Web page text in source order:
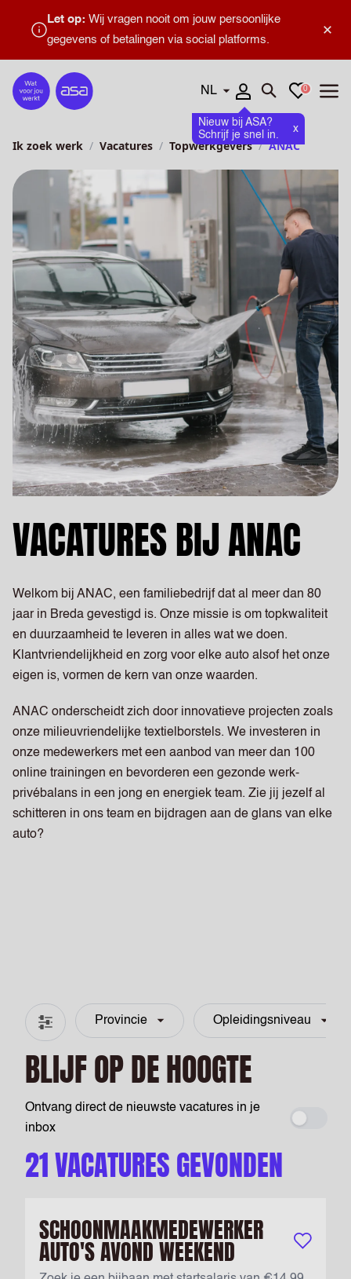
×
Let op: Wij vragen nooit om jouw persoonlijke
gegevens of betalingen via social platforms.
Home
Talen
Nieuw bij ASA?
Schrijf je snel in.
x
Zoeken openen
Favorieten
0
Ik zoek werk Vacatures Topwerkgevers ANAC
VACATURES BIJ ANAC
Welkom bij ANAC, een familiebedrijf dat al meer dan 80
jaar in Breda gevestigd is. Onze missie is om topkwaliteit
en duurzaamheid te leveren in alles wat we doen.
Klantvriendelijkheid en zorg voor elke auto alsof het onze
eigen is, vormen de kern van onze waarden.
ANAC onderscheidt zich door innovatieve projecten zoals
onze milieuvriendelijke textielborstels. We investeren in
onze medewerkers met een aanbod van meer dan 100
online trainingen en bevorderen een gezonde werk-
privébalans in een jong en energiek team. Zie jij jezelf al
schitteren in ons team en bijdragen aan de glans van elke
auto?
Filter & zoeken
Provincie Opleidingsniveau
BLIJF OP DE HOOGTE
Ontvang direct de nieuwste vacatures in je
inbox
21 VACATURES GEVONDEN
SCHOONMAAKMEDEWERKER
AUTO'S AVOND WEEKEND Bewaar